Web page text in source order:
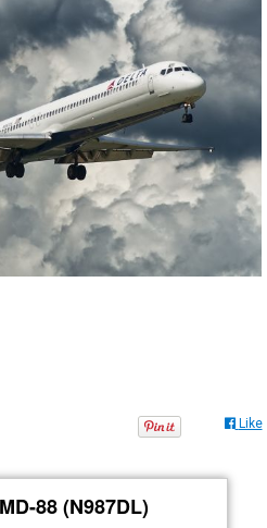
Like
88 (N987DL)